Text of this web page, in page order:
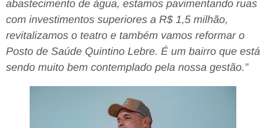
abastecimento de água, estamos pavimentando ruas
com investimentos superiores a R$ 1,5 milhão,
revitalizamos o teatro e também vamos reformar o
Posto de Saúde Quintino Lebre. É um bairro que está
sendo muito bem contemplado pela nossa gestão.”